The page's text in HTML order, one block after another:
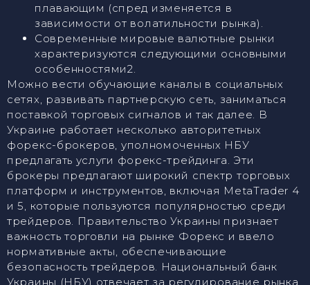
плавающим (спред изменяется в
зависимости от волатильности рынка).
Современные мировые валютные рынки
характеризуются следующими основными
особенностями2.
Можно вести обучающие каналы в социальных
сетях, развивать партнерскую сеть, заниматься
поставкой торговых сигналов и так далее. В
Украине работает несколько авторитетных
форекс-брокеров, уполномоченных НБУ
предлагать услуги форекс-трейдинга. Эти
брокеры предлагают широкий спектр торговых
платформ и инструментов, включая MetaTrader 4
и 5, которые пользуются популярностью среди
трейдеров. Правительство Украины признает
важность торговли на рынке Форекс и ввело
нормативные акты, обеспечивающие
безопасность трейдеров. Национальный банк
Украины (НБУ) отвечает за регулирование рынка